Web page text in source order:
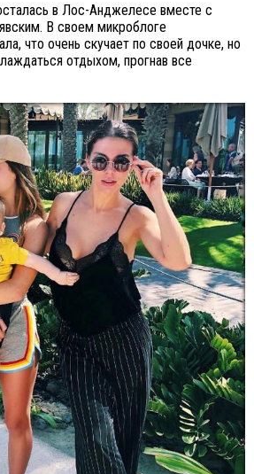
в Лос-Анджелесе вместе с
В своем микроблоге
что очень скучает по своей дочке, но
отдыхом, прогнав все